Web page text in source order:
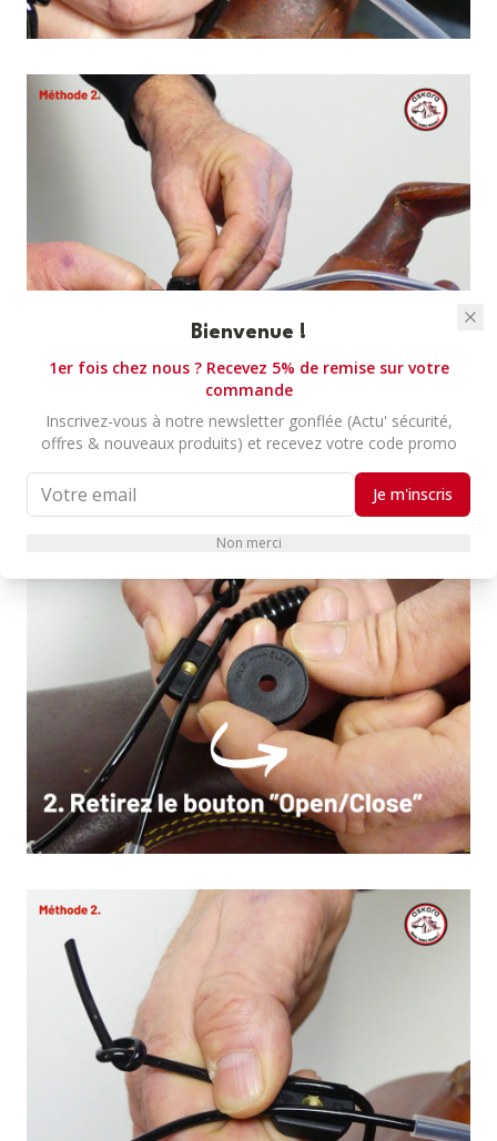
Bienvenue !
1er fois chez nous ? Recevez 5% de remise sur votre
commande
Inscrivez-vous à notre newsletter gonflée (Actu' sécurité,
offres & nouveaux produits) et recevez votre code promo
Je m'inscris
Non merci